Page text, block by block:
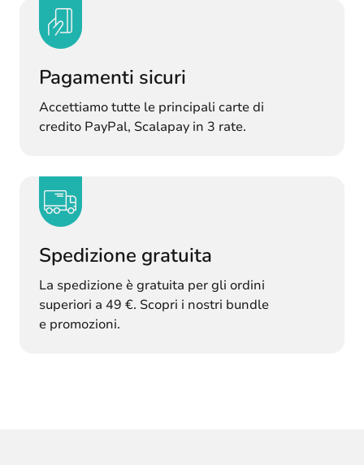
Pagamenti sicuri
Accettiamo tutte le principali carte di
credito PayPal, Scalapay in 3 rate.
Spedizione gratuita
La spedizione è gratuita per gli ordini
superiori a 49 €. Scopri i nostri bundle
e promozioni.